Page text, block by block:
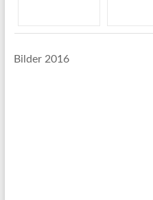
Bilder 2016